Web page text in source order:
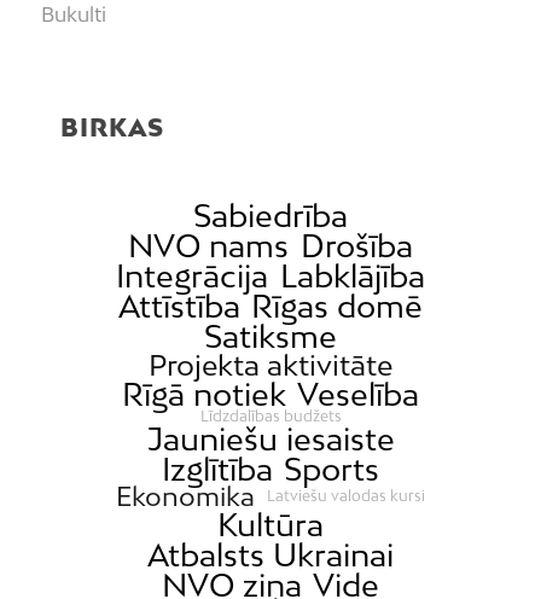
Bukulti
Čiekurkalns
Dzirciems
Iļģuciems
BIRKAS
Sabiedrība
NVO nams Drošība
Integrācija Labklājība
Attīstība Rīgas domē
Satiksme
Projekta aktivitāte
Rīgā notiek Veselība
Līdzdalības budžets
Jauniešu iesaiste
Izglītība Sports
Ekonomika Latviešu valodas kursi
Kultūra
Atbalsts Ukrainai
NVO ziņa Vide